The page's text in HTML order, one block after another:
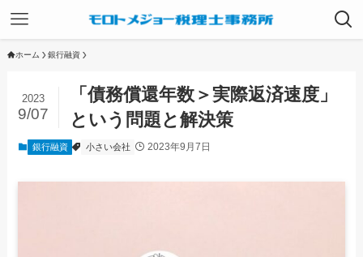
ホーム 銀行融資
「債務償還年数＞実際返済速度」
という問題と解決策
2023
9/07
銀行融資 小さい会社 2023年9月7日